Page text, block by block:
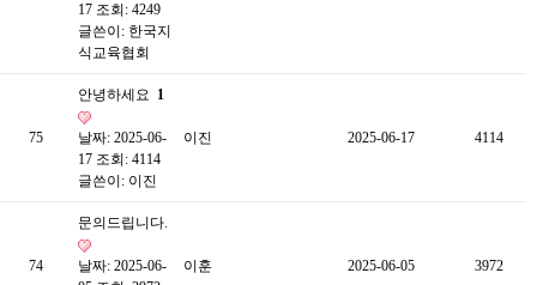
17 조회: 4249
글쓴이: 한국지
식교육협회
75
안녕하세요 1
날짜: 2025-06-
17 조회: 4114
글쓴이: 이진
이진 2025-06-17 4114
74
문의드립니다.
날짜: 2025-06-
이훈 2025-06-05 3972